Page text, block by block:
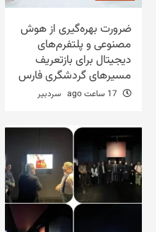
ضرورت بهره‌گیری از هوش
مصنوعی و پلتفرم‌های
دیجیتال برای بازتعریف
مسیرهای گردشگری فارس
سردبیر